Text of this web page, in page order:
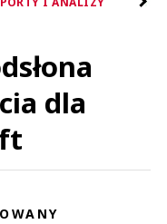
dla